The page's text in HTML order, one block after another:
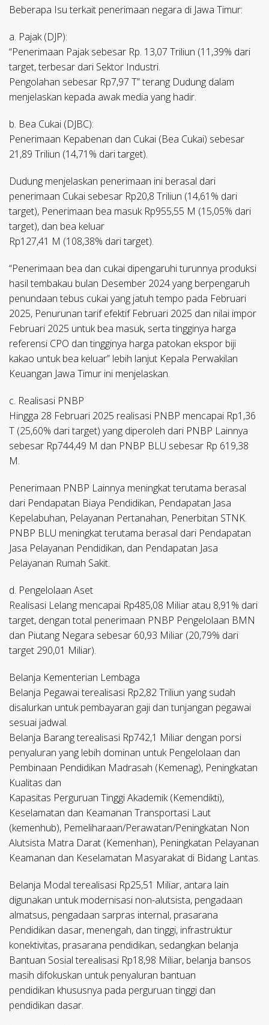
Beberapa Isu terkait penerimaan negara di Jawa Timur:
a. Pajak (DJP):
“Penerimaan Pajak sebesar Rp. 13,07 Triliun (11,39% dari
target, terbesar dari Sektor Industri.
Pengolahan sebesar Rp7,97 T” terang Dudung dalam
menjelaskan kepada awak media yang hadir.
b. Bea Cukai (DJBC):
Penerimaan Kepabenan dan Cukai (Bea Cukai) sebesar
21,89 Triliun (14,71% dari target).
Dudung menjelaskan penerimaan ini berasal dari
penerimaan Cukai sebesar Rp20,8 Triliun (14,61% dari
target), Penerimaan bea masuk Rp955,55 M (15,05% dari
target), dan bea keluar
Rp127,41 M (108,38% dari target).
“Penerimaan bea dan cukai dipengaruhi turunnya produksi
hasil tembakau bulan Desember 2024 yang berpengaruh
penundaan tebus cukai yang jatuh tempo pada Februari
2025, Penurunan tarif efektif Februari 2025 dan nilai impor
Februari 2025 untuk bea masuk, serta tingginya harga
referensi CPO dan tingginya harga patokan ekspor biji
kakao untuk bea keluar” lebih lanjut Kepala Perwakilan
Keuangan Jawa Timur ini menjelaskan.
c. Realisasi PNBP
Hingga 28 Februari 2025 realisasi PNBP mencapai Rp1,36
T (25,60% dari target) yang diperoleh dari PNBP Lainnya
sebesar Rp744,49 M dan PNBP BLU sebesar Rp 619,38
M.
Penerimaan PNBP Lainnya meningkat terutama berasal
dari Pendapatan Biaya Pendidikan, Pendapatan Jasa
Kepelabuhan, Pelayanan Pertanahan, Penerbitan STNK.
PNBP BLU meningkat terutama berasal dari Pendapatan
Jasa Pelayanan Pendidikan, dan Pendapatan Jasa
Pelayanan Rumah Sakit.
d. Pengelolaan Aset
Realisasi Lelang mencapai Rp485,08 Miliar atau 8,91% dari
target, dengan total penerimaan PNBP Pengelolaan BMN
dan Piutang Negara sebesar 60,93 Miliar (20,79% dari
target 290,01 Miliar).
Belanja Kementerian Lembaga
Belanja Pegawai terealisasi Rp2,82 Triliun yang sudah
disalurkan untuk pembayaran gaji dan tunjangan pegawai
sesuai jadwal.
Belanja Barang terealisasi Rp742,1 Miliar dengan porsi
penyaluran yang lebih dominan untuk Pengelolaan dan
Pembinaan Pendidikan Madrasah (Kemenag), Peningkatan
Kualitas dan
Kapasitas Perguruan Tinggi Akademik (Kemendikti),
Keselamatan dan Keamanan Transportasi Laut
(kemenhub), Pemeliharaan/Perawatan/Peningkatan Non
Alutsista Matra Darat (Kemenhan), Peningkatan Pelayanan
Keamanan dan Keselamatan Masyarakat di Bidang Lantas.
Belanja Modal terealisasi Rp25,51 Miliar, antara lain
digunakan untuk modernisasi non-alutsista, pengadaan
almatsus, pengadaan sarpras internal, prasarana
Pendidikan dasar, menengah, dan tinggi, infrastruktur
konektivitas, prasarana pendidikan, sedangkan belanja
Bantuan Sosial terealisasi Rp18,98 Miliar, belanja bansos
masih difokuskan untuk penyaluran bantuan
pendidikan khususnya pada perguruan tinggi dan
pendidikan dasar.